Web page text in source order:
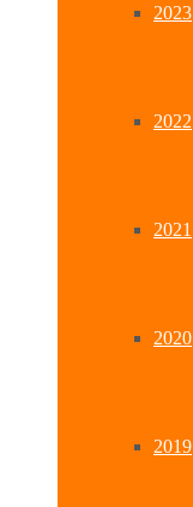
2023
2022
2021
2020
2019